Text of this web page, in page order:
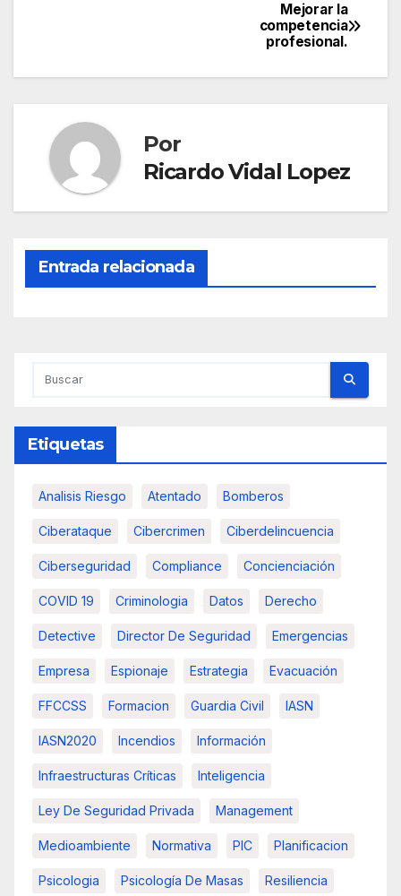
Mejorar la
competencia
profesional.
Por
Ricardo Vidal Lopez
Entrada relacionada
Etiquetas
Analisis Riesgo Atentado Bomberos
Ciberataque Cibercrimen Ciberdelincuencia
Ciberseguridad Compliance Concienciación
COVID 19 Criminologia Datos Derecho
Detective Director De Seguridad Emergencias
Empresa Espionaje Estrategia Evacuación
FFCCSS Formacion Guardia Civil IASN
IASN2020 Incendios Información
Infraestructuras Críticas Inteligencia
Ley De Seguridad Privada Management
Medioambiente Normativa PIC Planificacion
Psicologia Psicología De Masas Resiliencia